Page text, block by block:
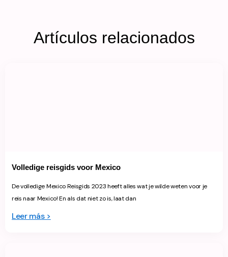
Artículos relacionados
Volledige reisgids voor Mexico
De volledige Mexico Reisgids 2023 heeft alles wat je wilde weten voor je
reis naar Mexico! En als dat niet zo is, laat dan
Leer más >